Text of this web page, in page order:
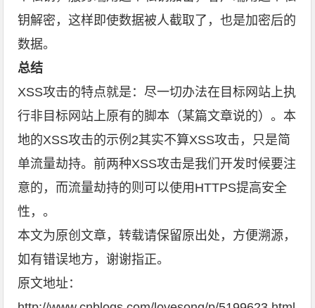
钥解密，这样即使数据被人截取了，也是加密后的
数据。
总结
XSS攻击的特点就是：尽一切办法在目标网站上执
行非目标网站上原有的脚本（某篇文章说的）。本
地的XSS攻击的示例2其实不算XSS攻击，只是简
单流量劫持。前两种XSS攻击是我们开发时候要注
意的，而流量劫持的则可以使用HTTPS提高安全
性，。
本文为原创文章，转载请保留原出处，方便溯源，
如有错误地方，谢谢指正。
原文地址：